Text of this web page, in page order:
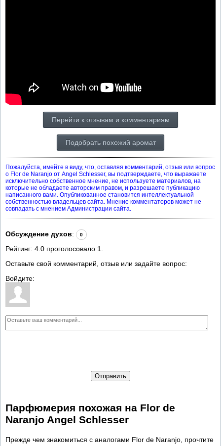
Перейти к отзывам и комментариям
Подобрать похожий аромат
Пожалуйста, имейте в виду, что, оставляя комментарий, отзыв или вопрос
о Flor de Naranjo от Angel Schlesser, вы подтверждаете, что выражаете
исключительно собственное мнение, не используете материалов, на
которые не обладаете авторским правом, и разрешаете публикацию
написанного вами. Опубликованное становится интеллектуальной
собственностью владельцев сайта. Мнение комментаторов может не
совпадать с мнением Администрации сайта.
Обсуждение духов: 0
Рейтинг: 4.0 проголосовало 1.
Оставьте свой комментарий, отзыв или задайте вопрос:
Войдите:
Отправить
Парфюмерия похожая на Flor de
Naranjo Angel Schlesser
Прежде чем знакомиться с аналогами Flor de Naranjo, прочтите